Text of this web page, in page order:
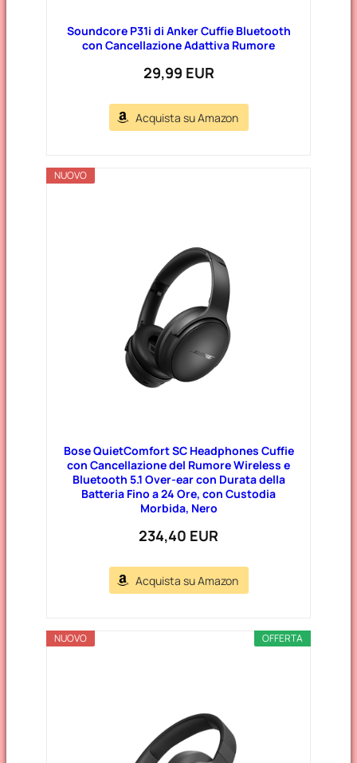
Soundcore P31i di Anker Cuffie Bluetooth
con Cancellazione Adattiva Rumore
29,99 EUR
Acquista su Amazon
NUOVO
Bose QuietComfort SC Headphones Cuffie
con Cancellazione del Rumore Wireless e
Bluetooth 5.1 Over-ear con Durata della
Batteria Fino a 24 Ore, con Custodia
Morbida, Nero
234,40 EUR
Acquista su Amazon
OFFERTA
NUOVO